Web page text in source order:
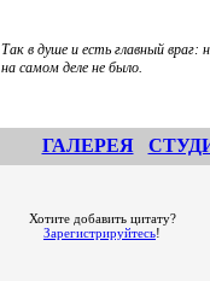
Так в душе и есть главный враг:
на самом деле не было.
ГАЛЕРЕЯ
Хотите добавить цитату?
Зарегистрируйтесь!